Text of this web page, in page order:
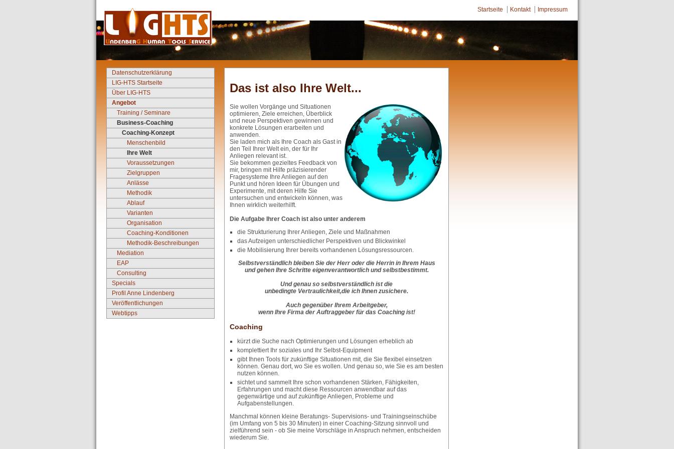
Startseite Kontakt Impressum
Datenschutzerklärung
LIG-HTS Startseite
Über LIG-HTS
Angebot
Training / Seminare
Business-Coaching
Coaching-Konzept
Menschenbild
Ihre Welt
Voraussetzungen
Zielgruppen
Anlässe
Methodik
Ablauf
Varianten
Organisation
Coaching-Konditionen
Methodik-Beschreibungen
Mediation
EAP
Consulting
Specials
Profil Anne Lindenberg
Veröffentlichungen
Webtipps
Das ist also Ihre Welt...
Sie wollen Vorgänge und Situationen
optimieren, Ziele erreichen, Überblick
und neue Perspektiven gewinnen und
konkrete Lösungen erarbeiten und
anwenden.
Sie laden mich als Ihre Coach als Gast in
den Teil Ihrer Welt ein, der für Ihr
Anliegen relevant ist.
Sie bekommen gezieltes Feedback von
mir, bringen mit Hilfe präzisierender
Fragesysteme Ihre Anliegen auf den
Punkt und hören Ideen für Übungen und
Experimente, mit deren Hilfe Sie
untersuchen und entwickeln können, was
Ihnen wirklich weiterhilft.
Die Aufgabe Ihrer Coach ist also unter anderem
die Strukturierung Ihrer Anliegen, Ziele und Maßnahmen
das Aufzeigen unterschiedlicher Perspektiven und Blickwinkel
die Mobilisierung Ihrer bereits vorhandenen Lösungsressourcen.
Selbstverständlich bleiben Sie der Herr oder die Herrin in Ihrem Haus
und gehen Ihre Schritte eigenverantwortlich und selbstbestimmt.
Und genau so selbstverständlich ist die
unbedingte Vertraulichkeit,die ich Ihnen zusichere.
Auch gegenüber Ihrem Arbeitgeber,
wenn Ihre Firma der Auftraggeber für das Coaching ist!
Coaching
kürzt die Suche nach Optimierungen und Lösungen erheblich ab
komplettiert Ihr soziales und Ihr Selbst-Equipment
gibt Ihnen Tools für zukünftige Situationen mit, die Sie flexibel einsetzen
können. Genau dort, wo Sie es wollen. Und genau so, wie Sie es am besten
nutzen können.
sichtet und sammelt Ihre schon vorhandenen Stärken, Fähigkeiten,
Erfahrungen und macht diese Ressourcen anwendbar auf das
gegenwärtige und auf zukünftige Anliegen, Probleme und
Aufgabenstellungen.
Manchmal können kleine Beratungs- Supervisions- und Trainingseinschübe
(im Umfang von 5 bis 30 Minuten) in einer Coaching-Sitzung sinnvoll und
zielführend sein - ob Sie meine Vorschläge in Anspruch nehmen, entscheiden
wiederum Sie.